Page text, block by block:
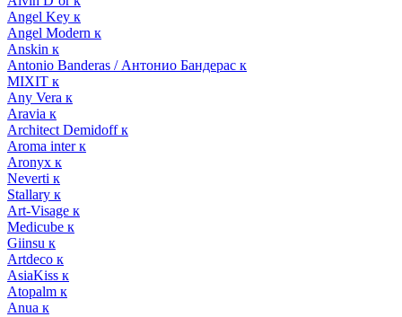
Angel Key к
Angel Modern к
Anskin к
Antonio Banderas / Антонио Бандерас к
MIXIT к
Any Vera к
Aravia к
Architect Demidoff к
Aroma inter к
Aronyx к
Neverti к
Stallary к
Art-Visage к
Medicube к
Giinsu к
Artdeco к
AsiaKiss к
Atopalm к
Anua к